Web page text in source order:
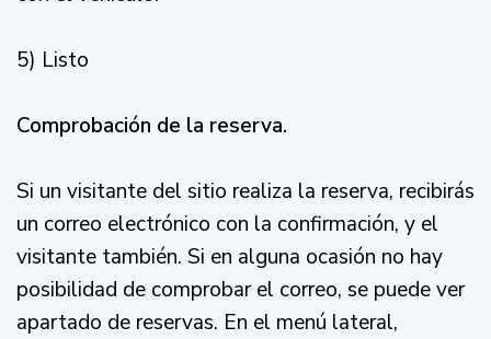
5) Listo
Comprobación de la reserva.
Si un visitante del sitio realiza la reserva, recibirás
un correo electrónico con la confirmación, y el
visitante también. Si en alguna ocasión no hay
posibilidad de comprobar el correo, se puede ver
apartado de reservas. En el menú lateral,